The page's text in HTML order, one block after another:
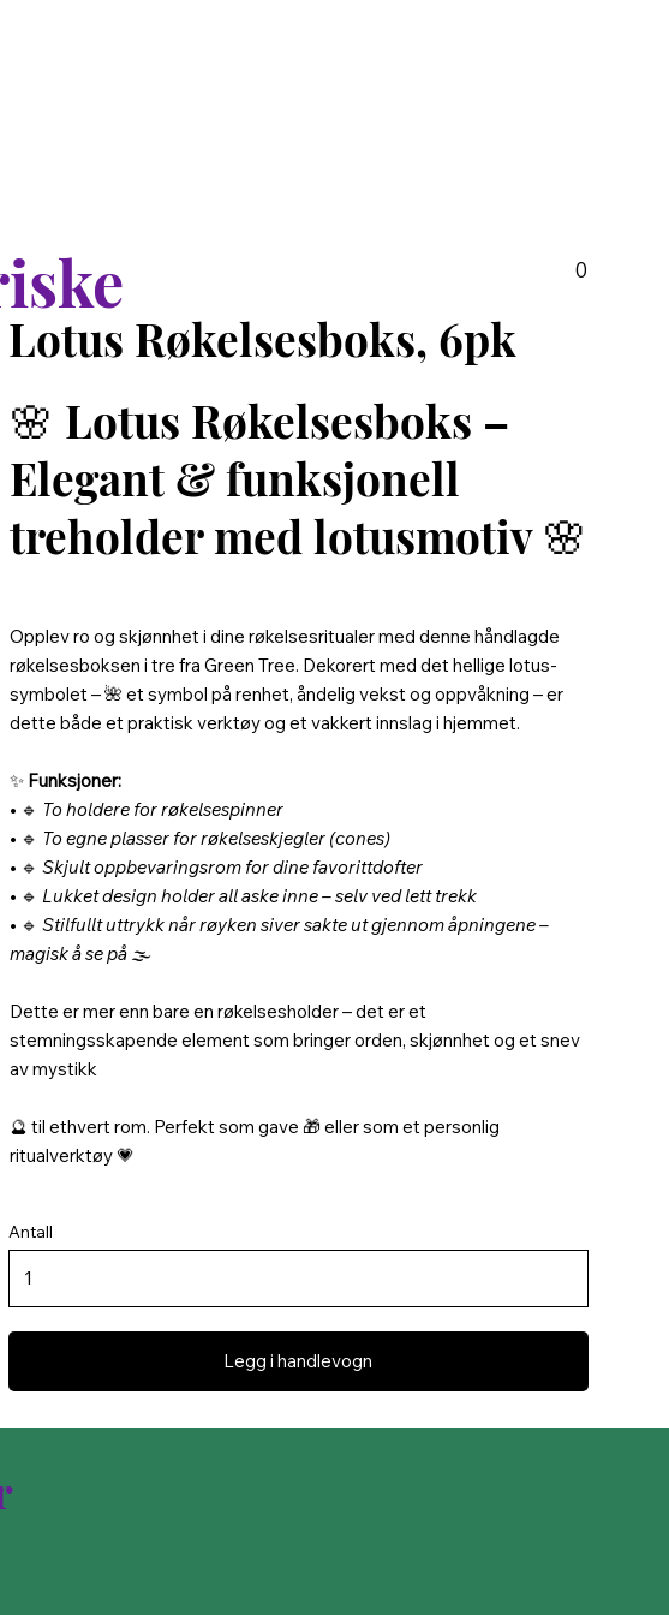
0
Lotus Røkelsesboks, 6pk
🌸 Lotus Røkelsesboks –
Elegant & funksjonell
treholder med lotusmotiv 🌸
Opplev ro og skjønnhet i dine røkelsesritualer med denne håndlagde
røkelsesboksen i tre fra Green Tree. Dekorert med det hellige lotus-
symbolet – 🌺 et symbol på renhet, åndelig vekst og oppvåkning – er
dette både et praktisk verktøy og et vakkert innslag i hjemmet.
✨ Funksjoner:
• 🔹 To holdere for røkelsespinner
• 🔹 To egne plasser for røkelseskjegler (cones)
• 🔹Skjult oppbevaringsrom for dine favorittdofter
• 🔹 Lukket design holder all aske inne – selv ved lett trekk
• 🔹Stilfullt uttrykk når røyken siver sakte ut gjennom åpningene –
magisk å se på 🌫️
Dette er mer enn bare en røkelsesholder – det er et
stemningsskapende element som bringer orden, skjønnhet og et snev
av mystikk
🔮 til ethvert rom. Perfekt som gave 🎁 eller som et personlig
ritualverktøy 💗
Antall
Legg i handlevogn